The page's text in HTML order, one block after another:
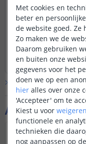
Aanvullende
Door Roy zondag 19 oktober
U dient tijdens het
verlichting dicht bij de
plaatsen. U dient de
verwijderen.
Delampstaat zelf nog
koppelingsmodus en is
automatisch vindbaar.
koppelingsmodus te
tot 6x de stroom op en
zetten.
Dit doet u als volgt ;
Bekijkhele antwoord
Door Sharona op maandag 20
Bekijk alle Vraag &
Met cookies en
beter en
de website goed. Ze
Zo maken we de
Daarom gebruiken
en buiten onze
gegevens voor het
doen we op een
hier alles over onze
'Accepteer' om te
Kiest u voor weigeren
functionele en
technieken die
nog aanpassen op